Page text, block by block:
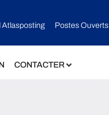
Atlasposting Postes Ouverts
CONTACTER